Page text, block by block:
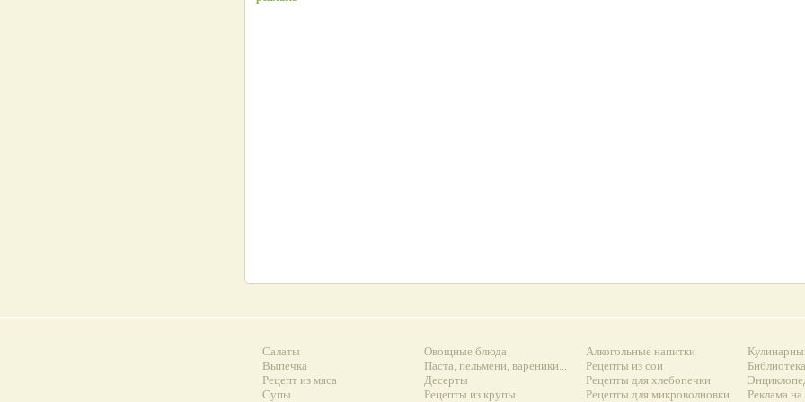
Салаты
Выпечка
Рецепт из мяса
Супы
Овощные блюда
Паста, пельмени, вареники...
Десерты
Рецепты из крупы
Алкогольные напитки
Рецепты из сои
Рецепты для хлебопечки
Рецепты для микроволновки
Библиотека
Реклама на